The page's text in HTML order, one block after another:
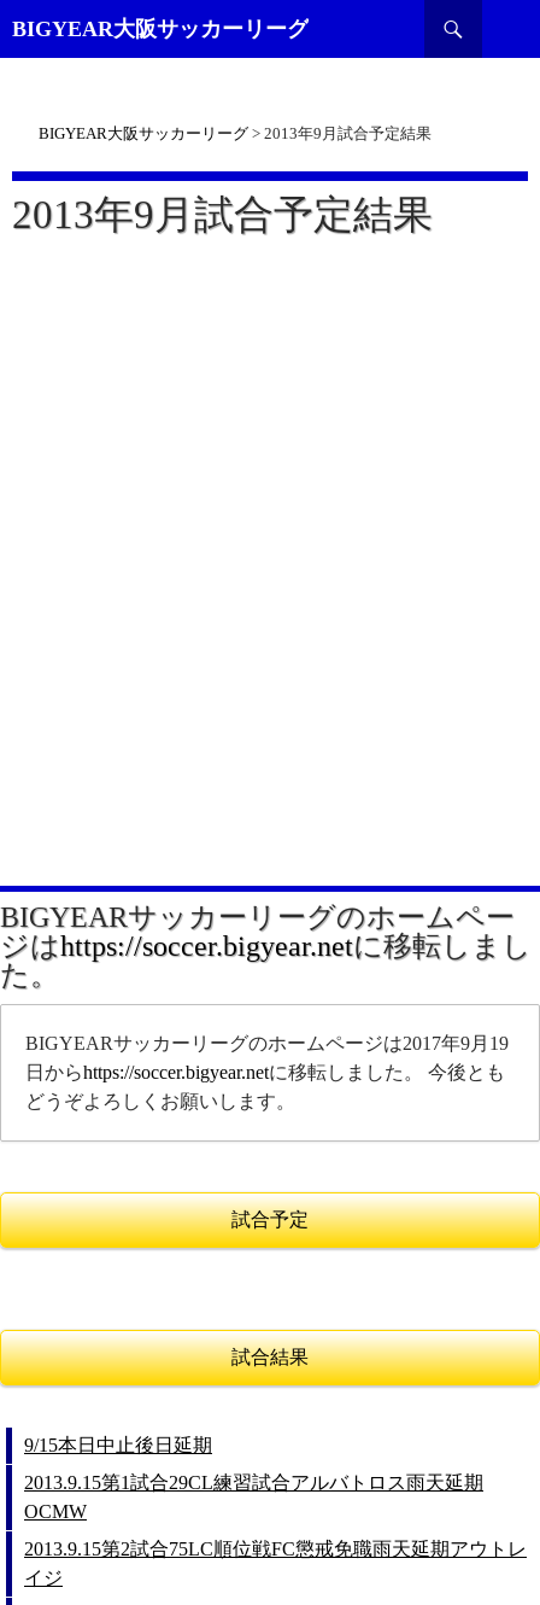
BIGYEAR大阪サッカーリーグ
索
BIGYEAR大阪サッカーリーグ > 2013年9月試合予定結果
2013年9月試合予定結果
BIGYEARサッカーリーグのホームペー
ジはhttps://soccer.bigyear.netに移転しまし
た。
BIGYEARサッカーリーグのホームページは2017年9月19
日からhttps://soccer.bigyear.netに移転しました。 今後とも
どうぞよろしくお願いします。
試合予定
試合結果
9/15本日中止後日延期
2013.9.15第1試合29CL練習試合アルバトロス雨天延期
OCMW
2013.9.15第2試合75LC順位戦FC懲戒免職雨天延期アウトレ
イジ